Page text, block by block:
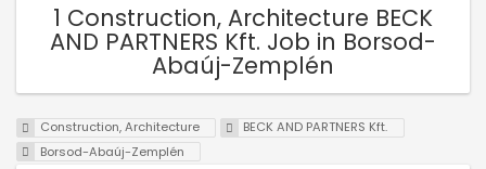
1 Construction, Architecture BECK
AND PARTNERS Kft. Job in Borsod-
Abaúj-Zemplén
Construction, Architecture
BECK AND PARTNERS Kft.
Borsod-Abaúj-Zemplén